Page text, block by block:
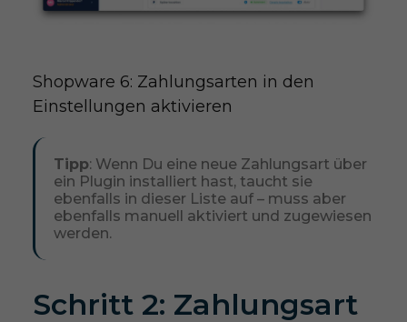
Shopware 6: Zahlungsarten in den
Einstellungen aktivieren
Tipp: Wenn Du eine neue Zahlungsart über
ein Plugin installiert hast, taucht sie
ebenfalls in dieser Liste auf – muss aber
ebenfalls manuell aktiviert und zugewiesen
werden.
Schritt 2: Zahlungsart